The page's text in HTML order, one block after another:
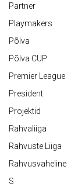
Partner
Playmakers
Põlva
Põlva CUP
Premier League
President
Projektid
Rahvaliiga
Rahvuste Liiga
Rahvusvaheline
S